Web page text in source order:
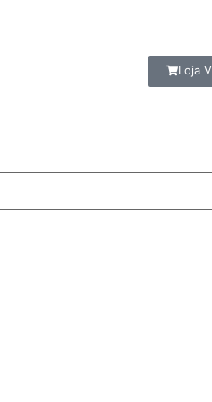
Loja